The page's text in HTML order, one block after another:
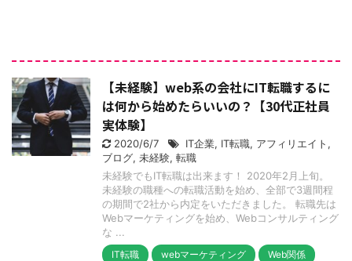
【未経験】web系の会社にIT転職するに
は何から始めたらいいの？【30代正社員
実体験】
2020/6/7 IT企業, IT転職, アフィリエイト ,
ブログ, 未経験, 転職
未経験でもIT転職は出来ます！ 2020年2月上旬。
未経験の職種への転職活動を始め、全部で3週間程
の期間で2社から内定をいただきました。 転職先は
Webマーケティングを始め、Webコンサルティング
な ...
IT転職 webマーケティング
Web関係